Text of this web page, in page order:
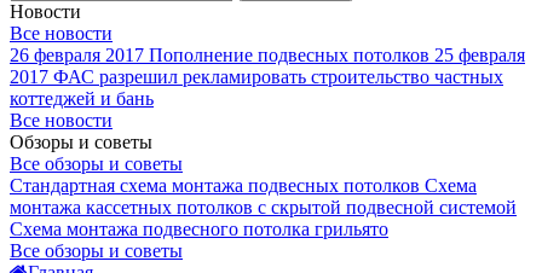
Новости
Все новости
26 февраля 2017 Пополнение подвесных потолков 25 февраля
2017 ФАС разрешил рекламировать строительство частных
коттеджей и бань
Все новости
Обзоры и советы
Все обзоры и советы
Стандартная схема монтажа подвесных потолков Схема
монтажа кассетных потолков с скрытой подвесной системой
Схема монтажа подвесного потолка грильято
Все обзоры и советы